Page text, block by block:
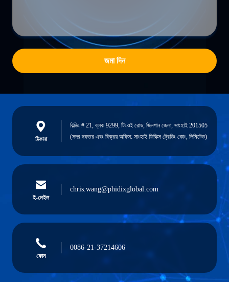
জমা দিন
ঠিকানা
বিল্ডিং # 21, ব্লক 9299, টিংওই রোড, জিনশান জেলা, সাংহাই 201505
(সদর দফতর এবং বিক্রয় অফিস: সাংহাই ফিডিক্স ট্রেডিং কোং, লিমিটেড)
ই-মেইল
chris.wang@phidixglobal.com
ফোন
0086-21-37214606